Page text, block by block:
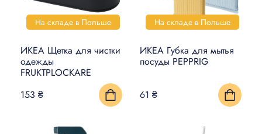
На складе в Польше
ИКЕА Щетка для чистки
одежды
FRUKTPLOCKARE
153 ₴
На складе в Польше
ИКЕА Губка для мытья
посуды PEPPRIG
61 ₴